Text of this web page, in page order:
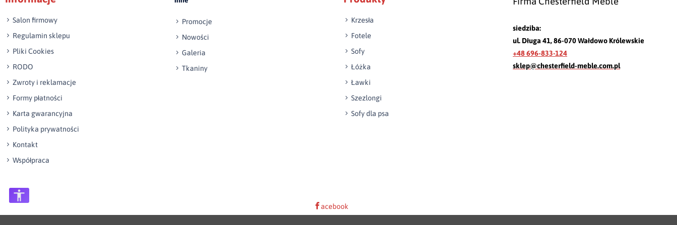
Salon firmowy
Regulamin sklepu
Pliki Cookies
RODO
Zwroty i reklamacje
Formy płatności
Karta gwarancyjna
Polityka prywatności
Kontakt
Współpraca
Promocje
Nowości
Galeria
Tkaniny
Krzesła
Fotele
Sofy
Łóżka
Ławki
Szezlongi
Sofy dla psa
siedziba:
ul. Długa 41, 86-070 Wałdowo Królewskie
+48 696-833-124
sklep@chesterfield-meble.com.pl
acebook